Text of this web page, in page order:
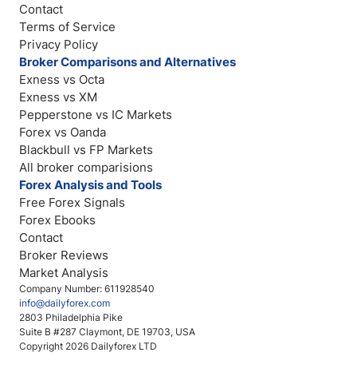
Company Number: 611928540
info@dailyforex.com
2803 Philadelphia Pike
Suite B #287 Claymont, DE 19703, USA
Copyright 2026 Dailyforex LTD
Contact
Terms of Service
Privacy Policy
Broker Comparisons and Alternatives
Exness vs Octa
Exness vs XM
Pepperstone vs IC Markets
Forex vs Oanda
Blackbull vs FP Markets
All broker comparisions
Forex Analysis and Tools
Free Forex Signals
Forex Ebooks
Contact
Broker Reviews
Market Analysis